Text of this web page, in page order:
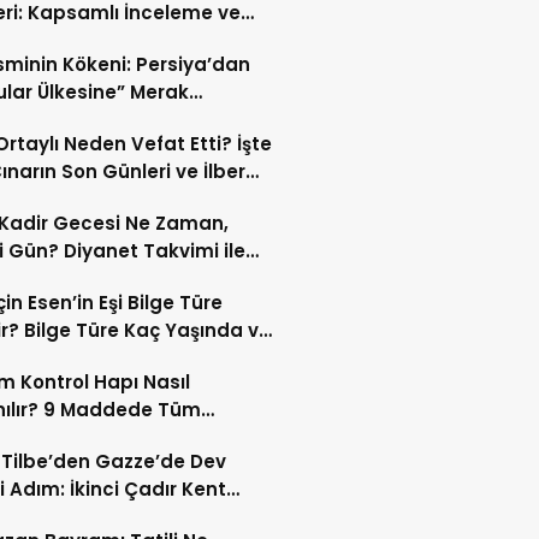
Kapsamlı İnceleme ve
Kökeni: Persiya’dan
Ülkesine” Merak
Neden Vefat Etti? İşte
Son Günleri ve İlber
Gecesi Ne Zaman,
Gün? Diyanet Takvimi ile
Esen’in Eşi Bilge Türe
Bilge Türe Kaç Yaşında ve
Kontrol Hapı Nasıl
9 Maddede Tüm
Tilbe’den Gazze’de Dev
Adım: İkinci Çadır Kent